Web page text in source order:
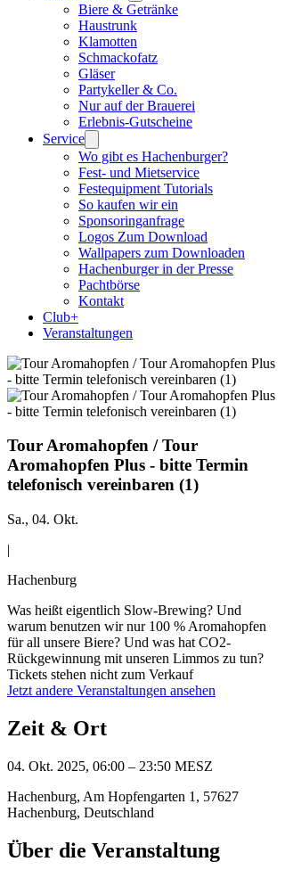
Biere & Getränke
Haustrunk
Klamotten
Schmackofatz
Gläser
Partykeller & Co.
Nur auf der Brauerei
Erlebnis-Gutscheine
Service
Wo gibt es Hachenburger?
Fest- und Mietservice
Festequipment Tutorials
So kaufen wir ein
Sponsoringanfrage
Logos Zum Download
Wallpapers zum Downloaden
Hachenburger in der Presse
Pachtbörse
Kontakt
Club+
Veranstaltungen
Tour Aromahopfen / Tour
Aromahopfen Plus - bitte Termin
telefonisch vereinbaren (1)
Sa., 04. Okt.
|
Hachenburg
Was heißt eigentlich Slow-Brewing? Und
warum benutzen wir nur 100 % Aromahopfen
für all unsere Biere? Und was hat CO2-
Rückgewinnung mit unseren Limmos zu tun?
Tickets stehen nicht zum Verkauf
Jetzt andere Veranstaltungen ansehen
Zeit & Ort
04. Okt. 2025, 06:00 – 23:50 MESZ
Hachenburg, Am Hopfengarten 1, 57627
Hachenburg, Deutschland
Über die Veranstaltung